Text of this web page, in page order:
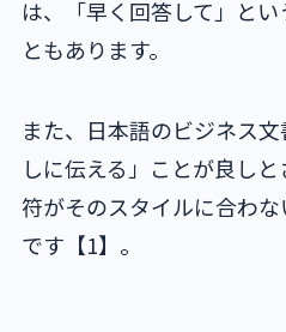
は、「早く回答して」と
ともあります。
また、日本語のビジネス
しに伝える」ことが良し
符がそのスタイルに合わ
です【1】。